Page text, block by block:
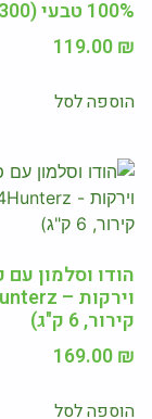
100% טבעי (300 מ"ל)
119.00₪
הוספה לסל
הודו וסלמון עם
קירור, 6 ק"ג)
169.00₪
הוספה לסל